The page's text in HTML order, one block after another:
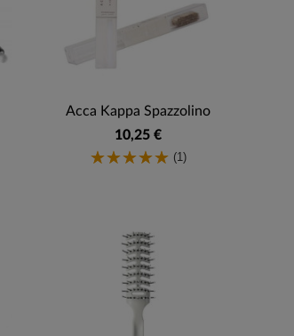
Acca Kappa Spazzolino
10,25 €
(1)